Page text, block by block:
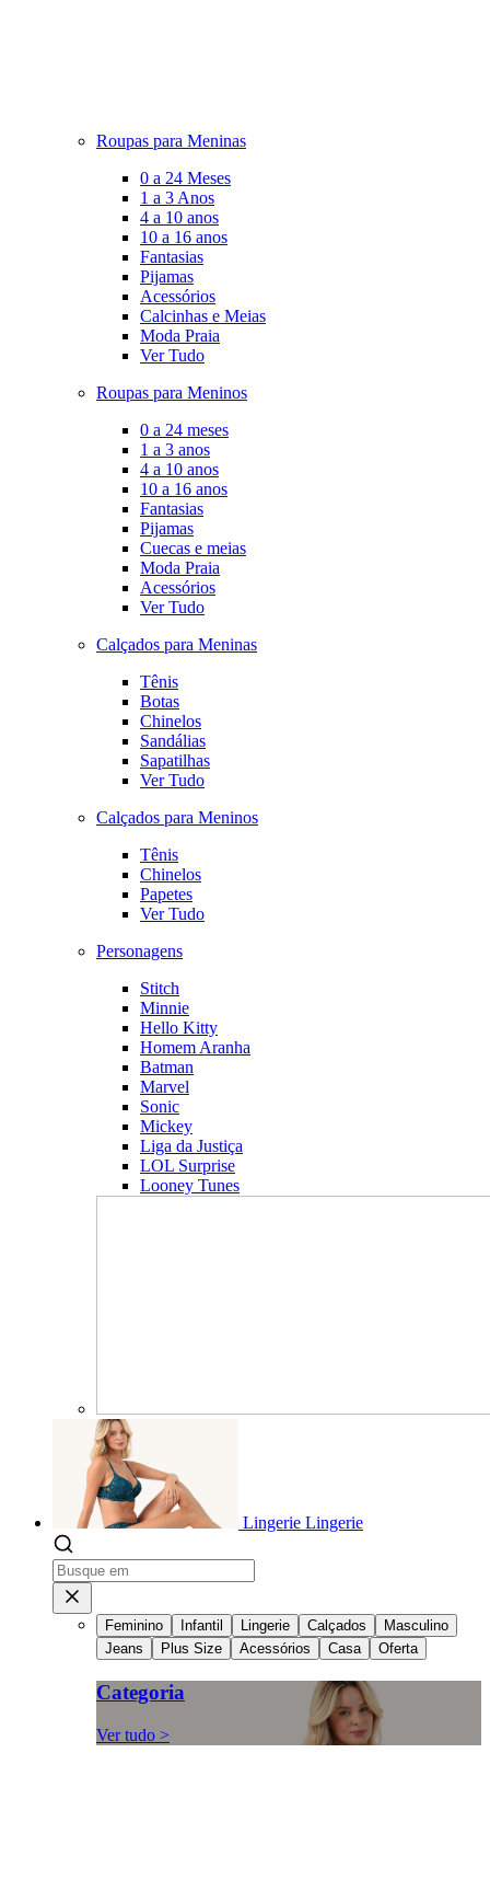
Roupas para Meninas
0 a 24 Meses
1 a 3 Anos
4 a 10 anos
10 a 16 anos
Fantasias
Pijamas
Acessórios
Calcinhas e Meias
Moda Praia
Ver Tudo
Roupas para Meninos
0 a 24 meses
1 a 3 anos
4 a 10 anos
10 a 16 anos
Fantasias
Pijamas
Cuecas e meias
Moda Praia
Acessórios
Ver Tudo
Calçados para Meninas
Tênis
Botas
Chinelos
Sandálias
Sapatilhas
Ver Tudo
Calçados para Meninos
Tênis
Chinelos
Papetes
Ver Tudo
Personagens
Stitch
Minnie
Hello Kitty
Homem Aranha
Batman
Marvel
Sonic
Mickey
Liga da Justiça
LOL Surprise
Looney Tunes
Lingerie Lingerie
Feminino Infantil Lingerie Calçados
Masculino
Jeans
Plus Size Acessórios Casa Oferta
Categoria
Ver tudo >